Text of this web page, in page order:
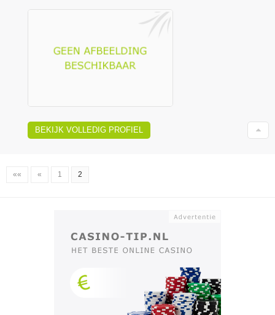
BEKIJK VOLLEDIG PROFIEL
«« « 1 2